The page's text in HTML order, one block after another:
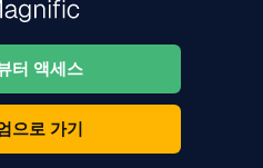
터 액세스
으로 가기